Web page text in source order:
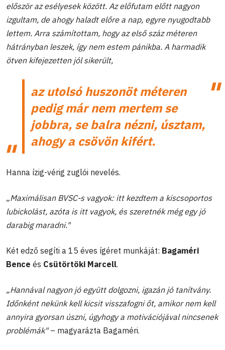
először az esélyesek között. Az előfutam előtt nagyon
izgultam, de ahogy haladt előre a nap, egyre nyugodtabb
lettem. Arra számítottam, hogy az első száz méteren
hátrányban leszek, így nem estem pánikba. A harmadik
ötven kifejezetten jól sikerült,
az utolsó huszonöt méteren
pedig már nem mertem se
jobbra, se balra nézni, úsztam,
ahogy a csövön kifért.
Hanna ízig-vérig zuglói nevelés.
„Maximálisan BVSC-s vagyok: itt kezdtem a kiscsoportos
lubickolást, azóta is itt vagyok, és szeretnék még egy jó
darabig maradni."
Két edző segíti a 15 éves ígéret munkáját: Bagaméri
Bence és Csütörtöki Marcell.
„Hannával nagyon jó együtt dolgozni, igazán jó tanítvány.
Időnként nekünk kell kicsit visszafogni őt, amikor nem kell
annyira gyorsan úszni, úgyhogy a motivációjával nincsenek
problémák"– magyarázta Bagaméri.